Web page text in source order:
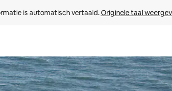
is automatisch vertaald. Originele taal